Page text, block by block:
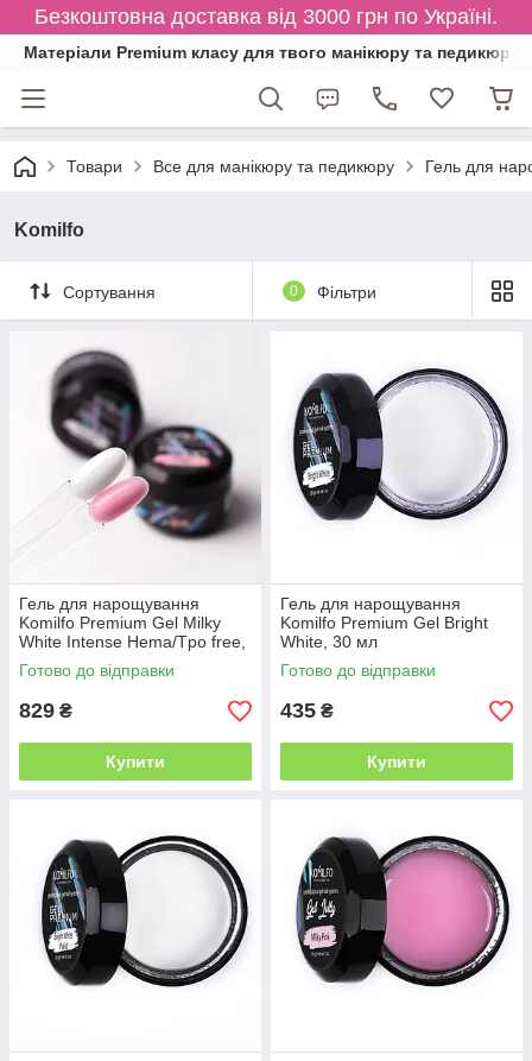
Безкоштовна доставка від 3000 грн по Україні.
Матеріали Premium класу для твого манікюру та педикюру
Товари Все для манікюру та педикюру Гель для
Komilfo
Сортування 0 Фільтри
Гель для нарощування
Komilfo Premium Gel Milky
White Intense Hema/Tpo free,
50 мл
Готово до відправки
829 ₴
Купити
Гель для нарощування
Komilfo Premium Gel Bright
White, 30 мл
Готово до відправки
435 ₴
Купити